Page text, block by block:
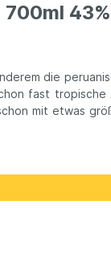
die
fast
mit etwas